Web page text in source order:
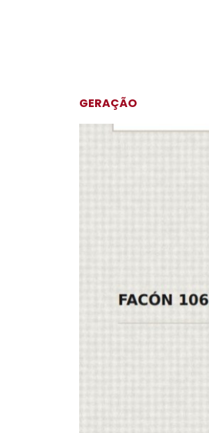
GERAÇÃO